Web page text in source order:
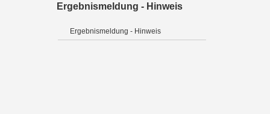
Ergebnismeldung - Hinweis
Ergebnismeldung - Hinweis